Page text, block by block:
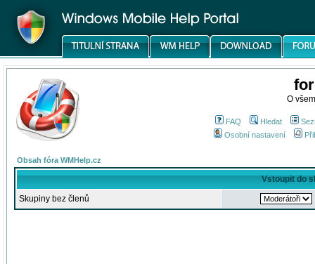
O
FAQ Hledat
Osobní nastavení
Obsah fóra WMHelp.cz
Vstoupit do
Skupiny bez členů